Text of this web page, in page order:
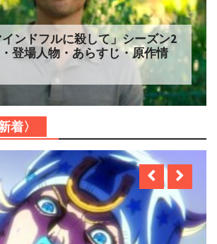
研究には向かない殺人」シー
｜キャスト・登場人物・あらす
まとめ
着〉